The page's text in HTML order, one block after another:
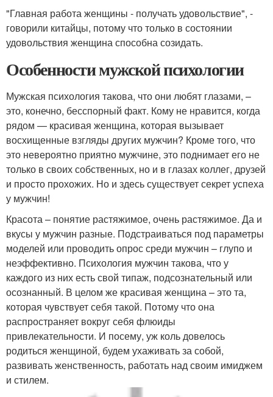
"Главная работа женщины - получать удовольствие", -
говорили китайцы, потому что только в состоянии
удовольствия женщина способна созидать.
Особенности мужской психологии
Мужская психология такова, что они любят глазами, –
это, конечно, бесспорный факт. Кому не нравится, когда
рядом — красивая женщина, которая вызывает
восхищенные взгляды других мужчин? Кроме того, что
это невероятно приятно мужчине, это поднимает его не
только в своих собственных, но и в глазах коллег, друзей
и просто прохожих. Но и здесь существует секрет успеха
у мужчин!
Красота – понятие растяжимое, очень растяжимое. Да и
вкусы у мужчин разные. Подстраиваться под параметры
моделей или проводить опрос среди мужчин – глупо и
неэффективно. Психология мужчин такова, что у
каждого из них есть свой типаж, подсознательный или
осознанный. В целом же красивая женщина – это та,
которая чувствует себя такой. Потому что она
распространяет вокруг себя флюиды
привлекательности. И посему, уж коль довелось
родиться женщиной, будем ухаживать за собой,
развивать женственность, работать над своим имиджем
и стилем.